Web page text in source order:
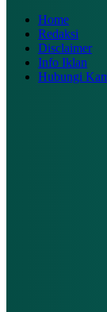
Home
Redaksi
Disclaimer
Info Iklan
Hubungi